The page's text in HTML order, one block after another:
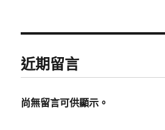
近期留言
尚無留言可供顯示。